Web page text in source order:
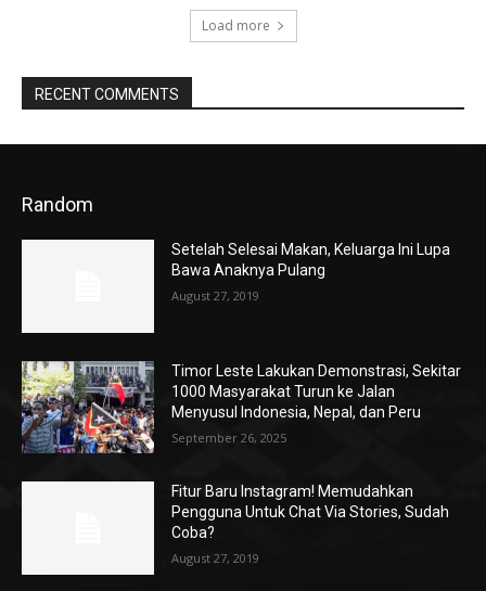
Load more
RECENT COMMENTS
Random
Setelah Selesai Makan, Keluarga Ini Lupa
Bawa Anaknya Pulang
August 27, 2019
Timor Leste Lakukan Demonstrasi, Sekitar
1000 Masyarakat Turun ke Jalan
Menyusul Indonesia, Nepal, dan Peru
September 26, 2025
Fitur Baru Instagram! Memudahkan
Pengguna Untuk Chat Via Stories, Sudah
Coba?
August 27, 2019